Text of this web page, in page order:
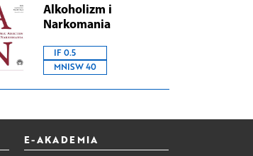
Alkoholizm i
Narkomania
IF 0.5
MNISW 40
E-AKADEMIA